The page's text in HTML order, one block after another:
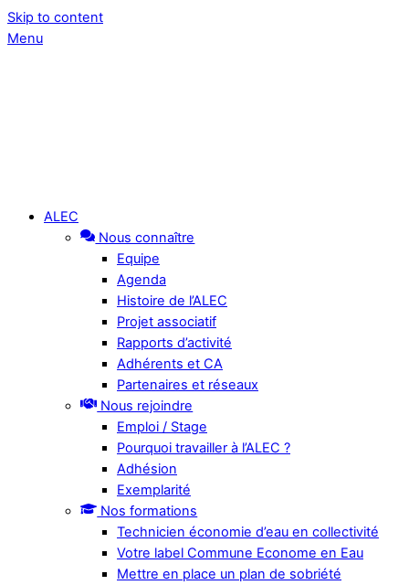
Skip to content
Menu
ALEC
Nous connaître
Equipe
Agenda
Histoire de l’ALEC
Projet associatif
Rapports d’activité
Adhérents et CA
Partenaires et réseaux
Nous rejoindre
Emploi / Stage
Pourquoi travailler à l’ALEC ?
Adhésion
Exemplarité
Nos formations
Technicien économie d’eau en collectivité
Votre label Commune Econome en Eau
Mettre en place un plan de sobriété